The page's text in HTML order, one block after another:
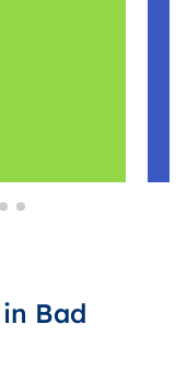
Bad